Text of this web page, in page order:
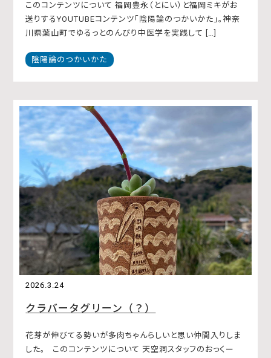
このコンテンツについて 福岡豊永（とにい）と福岡ミキがお
送りするYOUTUBEコンテンツ「陰陽論のつかいかた」。神奈
川県葉山町でゆるっとのんびり中医学を実践して […]
陰陽論のつかいかた
2026.3.24
クラバータグリーン（？）
花芽が伸びてる勢いが多肉ちゃんらしいと思い仲間入りしま
した。 このコンテンツについて 天空洞スタッフのおっくー